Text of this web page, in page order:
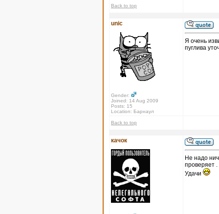
Back to top
unic
Gender:
Joined: 14 Aug 2009
Posts: 15
Location: Барнаул
Я очень
пуглива
Back to top
качок
Не надо
проверяет .
Удачи